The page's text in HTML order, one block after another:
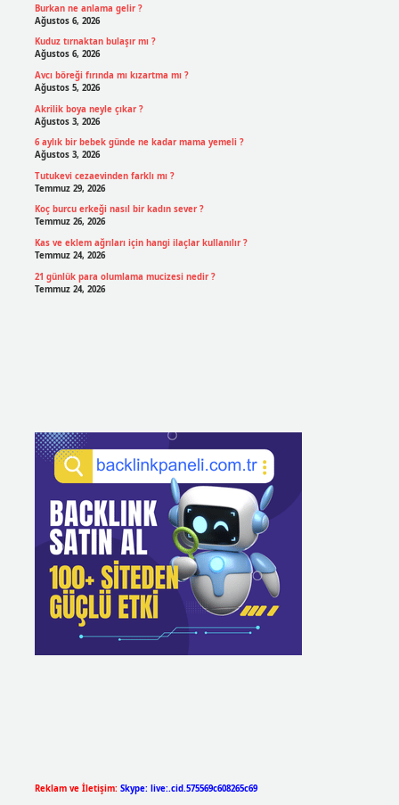
Burkan ne anlama gelir ?
Ağustos 6, 2026
Kuduz tırnaktan bulaşır mı ?
Ağustos 6, 2026
Avcı böreği fırında mı kızartma mı ?
Ağustos 5, 2026
Akrilik boya neyle çıkar ?
Ağustos 3, 2026
6 aylık bir bebek günde ne kadar mama yemeli ?
Ağustos 3, 2026
Tutukevi cezaevinden farklı mı ?
Temmuz 29, 2026
Koç burcu erkeği nasıl bir kadın sever ?
Temmuz 26, 2026
Kas ve eklem ağrıları için hangi ilaçlar kullanılır ?
Temmuz 24, 2026
21 günlük para olumlama mucizesi nedir ?
Temmuz 24, 2026
Reklam ve İletişim: Skype: live:.cid.575569c608265c69